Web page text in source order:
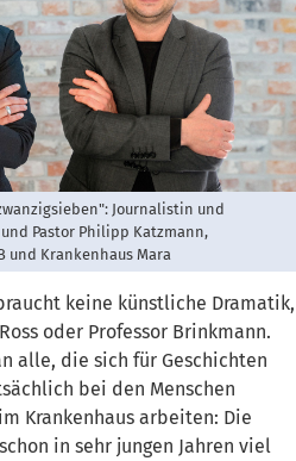
Journalistin und
Pastor Philipp Katzmann,
und Krankenhaus Mara
keine künstliche Dramatik,
oder Professor Brinkmann.
alle, die sich für Geschichten
bei den Menschen
Krankenhaus arbeiten: Die
in sehr jungen Jahren viel